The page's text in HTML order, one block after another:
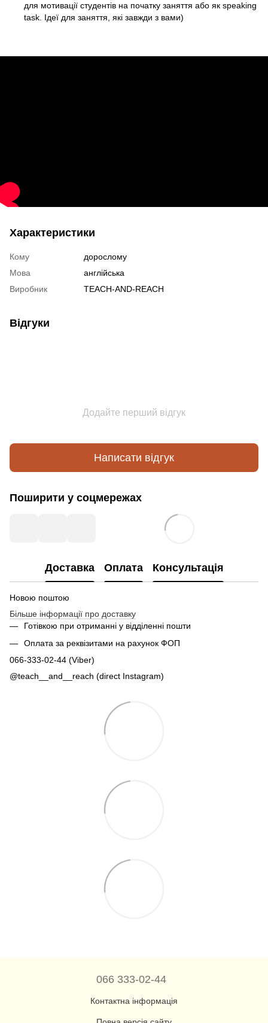
для мотивації студентів на початку заняття або як speaking
task. Ідеї для заняття, які завжди з вами)
Характеристики
Кому
дорослому
Мова
англійська
Виробник
TEACH-AND-REACH
Відгуки
Додайте перший відгук
Написати відгук
Поширити у соцмережах
Доставка Оплата Консультація
Новою поштою
Більше інформації про доставку
Готівкою при отриманні у відділенні пошти
Оплата за реквізитами на рахунок ФОП
066-333-02-44 (Viber)
@teach__and__reach (direct Instagram)
066 333-02-44
Контактна інформація